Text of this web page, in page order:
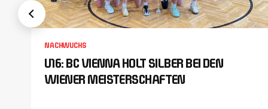
NACHWUCHS
U16: BC VIENNA HOLT SILBER BEI DEN
WIENER MEISTERSCHAFTEN